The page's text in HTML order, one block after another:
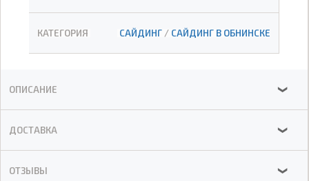
КАТЕГОРИЯ САЙДИНГ / САЙДИНГ В ОБНИНСКЕ
ОПИСАНИЕ ❯
ДОСТАВКА ❯
ОТЗЫВЫ ❯